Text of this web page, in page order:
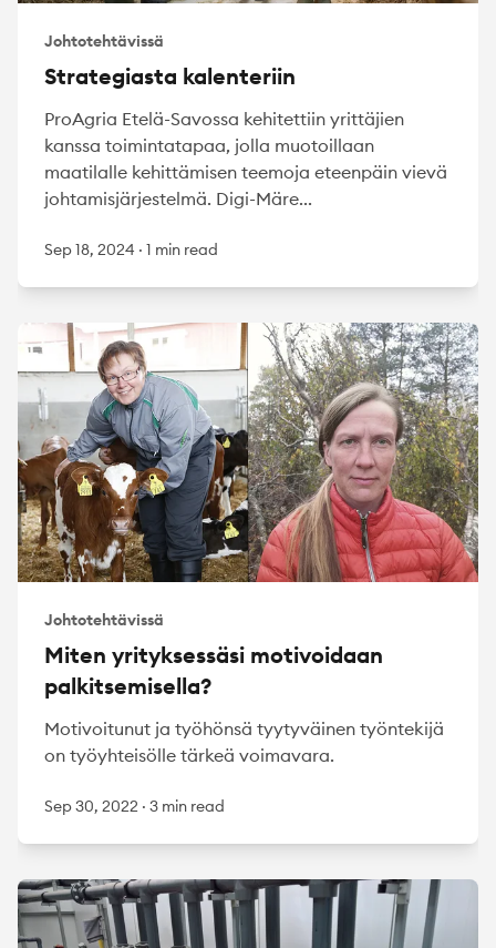
Johtotehtävissä
Strategiasta kalenteriin
ProAgria Etelä-Savossa kehitettiin yrittäjien
kanssa toimintatapaa, jolla muotoillaan
maatilalle kehittämisen teemoja eteenpäin vievä
johtamisjärjestelmä. Digi-Märe...
Sep 18, 2024 · 1 min read
Johtotehtävissä
Miten yrityksessäsi motivoidaan
palkitsemisella?
Motivoitunut ja työhönsä tyytyväinen työntekijä
on työyhteisölle tärkeä voimavara.
Sep 30, 2022 · 3 min read